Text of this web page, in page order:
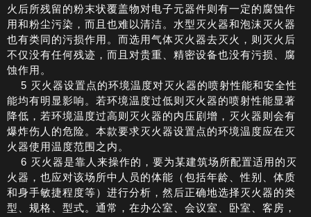
火后所残留的粉末状覆盖物对电子元器件则有一定的腐蚀作
用和粉尘污染，而且也难以清洁。水型灭火器和泡沫灭火器
也有类同的污损作用。而选用气体灭火器去灭火，则灭火后
不仅没有任何残迹，而且对贵重、精密设备也没有污损、腐
蚀作用。
5 灭火器设置点的环境温度对灭火器的喷射性能和安全性
能均有明显影响。若环境温度过低则灭火器的喷射性能显著
降低，若环境温度过高则灭火器的内压剧增，灭火器则会有
爆炸伤人的危险。本款要求灭火器设置点的环境温度应在灭
火器使用温度范围之内。
6 灭火器是靠人来操作的，要为某建筑场所配置适用的灭
火器，也应对该场所中人员的体能（包括年龄、性别、体质
和身手敏捷程度等）进行分析，然后正确地选择灭火器的类
型、规格、型式。通常，在办公室、会议室、卧室、客房，